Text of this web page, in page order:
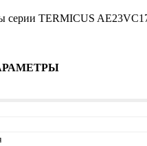
серии TERMICUS